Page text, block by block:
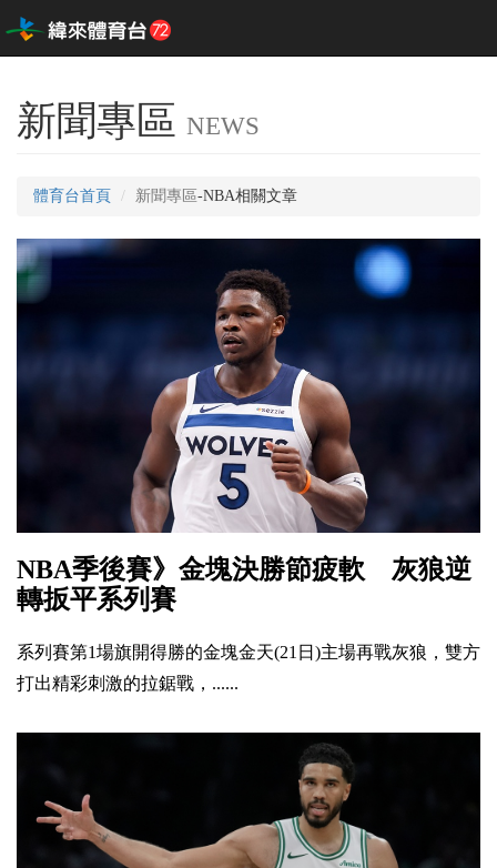
新聞專區 NEWS
體育台首頁 新聞專區-NBA相關文章
NBA季後賽》金塊決勝節疲軟 灰狼逆
轉扳平系列賽
系列賽第1場旗開得勝的金塊金天(21日)主場再戰灰狼，雙方
打出精彩刺激的拉鋸戰，......